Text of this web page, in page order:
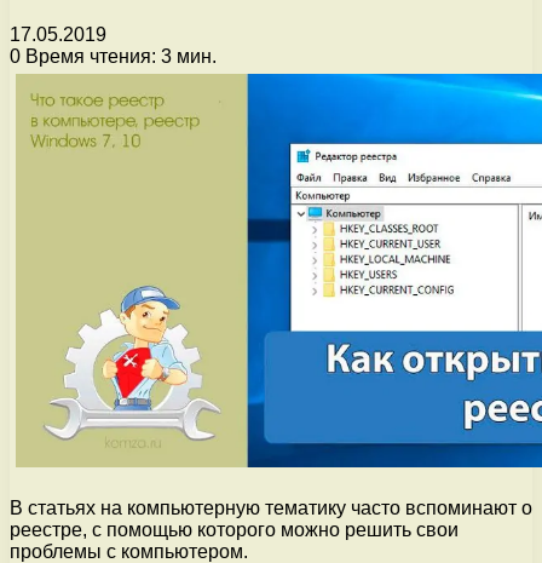
17.05.2019
0 Время чтения: 3 мин.
В статьях на компьютерную тематику часто вспоминают о
реестре, с помощью которого можно решить свои
проблемы с компьютером.